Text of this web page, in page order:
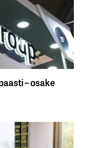
– osake